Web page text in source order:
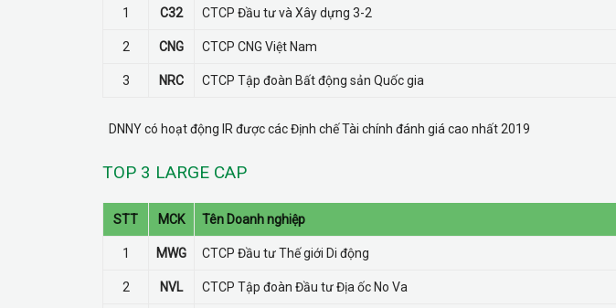
1 C32 CTCP Đầu tư và Xây dựng 3-2
2 CNG CTCP CNG Việt Nam
3 NRC CTCP Tập đoàn Bất động sản Quốc gia
DNNY có hoạt động IR được các Định chế Tài chính đánh giá cao nhất 2019
TOP 3 LARGE CAP
STT MCK Tên Doanh nghiệp
1 MWG CTCP Đầu tư Thế giới Di động
2 NVL CTCP Tập đoàn Đầu tư Địa ốc No Va